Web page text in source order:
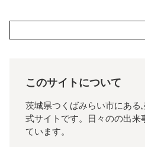
このサイトについて
茨城県つくばみらい市にある
式サイトです。日々のの出来
ています。